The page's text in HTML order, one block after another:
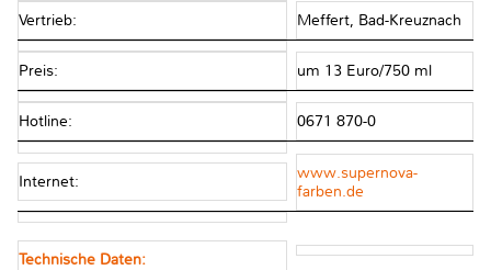
Vertrieb: Meffert, Bad-Kreuznach
Preis: um 13 Euro/750 ml
Hotline: 0671 870-0
Internet:
www.supernova-
farben.de
Technische Daten: